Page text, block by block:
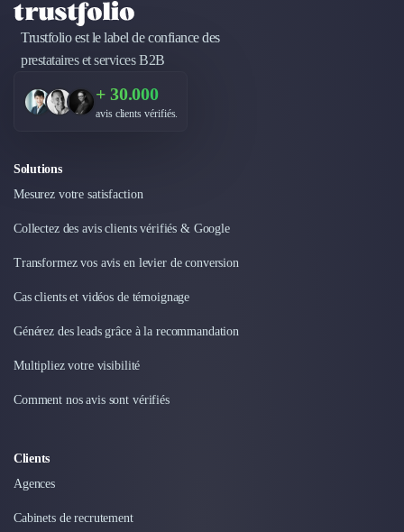
Design Industriel
Packaging & Emballages
Support Client
Chatbot
Maintenance et Infogérance
Design Thinking
Stratégie Digitale
Création de Site Internet
Développement d'Application Mobile
Direction Artistique
Logiciel E-Commerce
Intelligence Artificielle (IA)
Déménagement
Impression
Trustfolio est le label de confiance des
prestataires et services B2B
+ 30.000
avis clients vérifiés.
Solutions
Mesurez votre satisfaction
Collectez des avis clients vérifiés & Google
Transformez vos avis en levier de conversion
Cas clients et vidéos de témoignage
Générez des leads grâce à la recommandation
Multipliez votre visibilité
Comment nos avis sont vérifiés
Clients
Agences
Cabinets de recrutement